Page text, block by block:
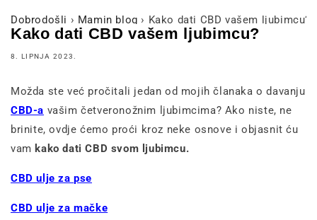
Dobrodošli › Mamin blog › Kako dati CBD vašem ljubimcu?
Kako dati CBD vašem ljubimcu?
8. LIPNJA 2023.
Možda ste već pročitali jedan od mojih članaka o davanju
CBD-a vašim četveronožnim ljubimcima? Ako niste, ne
brinite, ovdje ćemo proći kroz neke osnove i objasnit ću
vam kako dati CBD svom ljubimcu.
CBD ulje za pse
CBD ulje za mačke